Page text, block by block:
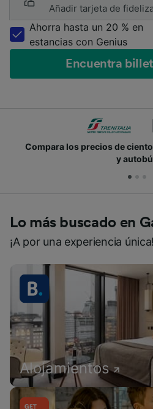
Añadir tarjeta de
Ahorra hasta un 20 % en
estancias con Genius
Encuentra
Compara los precios de
y
Lo más buscado en
¡A por una experiencia única!
Alojamientos